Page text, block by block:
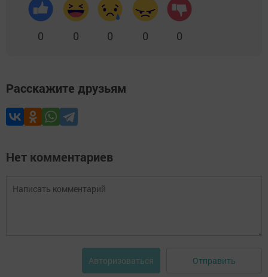
0 0 0 0 0
Расскажите друзьям
Нет комментариев
Авторизоваться Отправить